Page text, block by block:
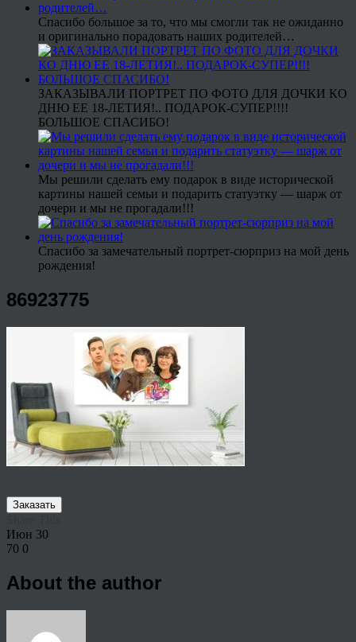
Спасибо большое за то, что мы смогли так не ожиданно
и оригинально порадовать наших родителей…
ЗАКАЗЫВАЛИ ПОРТРЕТ ПО ФОТО ДЛЯ ДОЧКИ КО
ДНЮ ЕЕ 18-ЛЕТИЯ!.. ПОДАРОК-СУПЕР!!!!
БОЛЬШОЕ СПАСИБО!
Мы решили сделать ему подарок в виде исторической
картины нашей семьи и подарить статуэтку — шарж от
дочери и мы не прогадали!!!
Спасибо за замечательный портрет-сюрприз на мой день
рождения!
86923775
Заказать
Июн 30
70 0
About the author